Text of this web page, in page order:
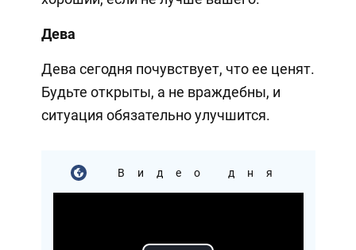
Дева
Дева сегодня почувствует, что ее ценят.
Будьте открыты, а не враждебны, и
ситуация обязательно улучшится.
Видео дня